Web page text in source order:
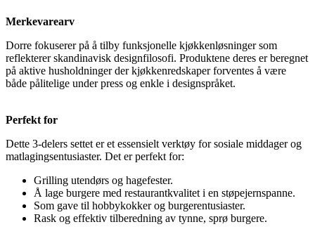
Merkevarearv
Dorre fokuserer på å tilby funksjonelle kjøkkenløsninger som
reflekterer skandinavisk designfilosofi. Produktene deres er beregnet
på aktive husholdninger der kjøkkenredskaper forventes å være
både pålitelige under press og enkle i designspråket.
Perfekt for
Dette 3-delers settet er et essensielt verktøy for sosiale middager og
matlagingsentusiaster. Det er perfekt for:
Grilling utendørs og hagefester.
Å lage burgere med restaurantkvalitet i en støpejernspanne.
Som gave til hobbykokker og burgerentusiaster.
Rask og effektiv tilberedning av tynne, sprø burgere.